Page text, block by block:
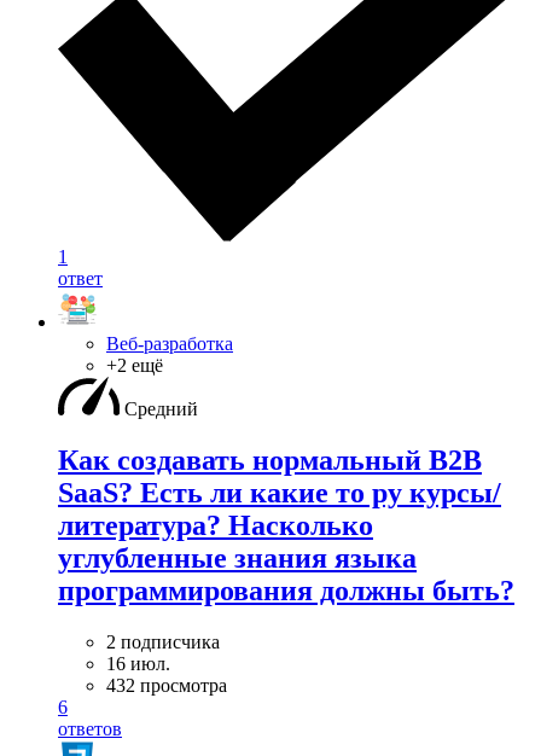
1
ответ
Веб-разработка
+2 ещё
Средний
Как создавать нормальный B2B
SaaS? Есть ли какие то ру курсы/
литература? Насколько
углубленные знания языка
программирования должны быть?
2 подписчика
16 июл.
432 просмотра
6
ответов